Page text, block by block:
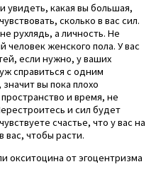
увидеть, какая вы большая,
сколько в вас сил.
рухлядь, а личность. Не
человек женского пола. У вас
если нужно, у ваших
справиться с одним
вы пока плохо
и время, не
и сил будет
счастье, что у вас на
чтобы расти.
окситоцина от эгоцентризма